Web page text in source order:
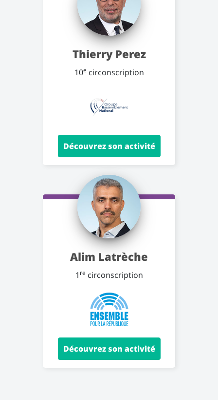
Thierry Perez
10e circonscription
Découvrez son activité
Alim Latrèche
1 re circonscription
Découvrez son activité